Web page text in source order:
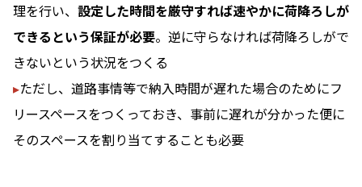
理を行い、 設定した時間を厳守すれば速やかに荷降ろしが
できるという保証が必要。逆に守らなければ荷降ろしがで
きないという状況をつくる
▸ただし、道路事情等で納入時間が遅れた場合のためにフ
リースペースをつくっておき、事前に遅れが分かった便に
そのスペースを割り当てすることも必要